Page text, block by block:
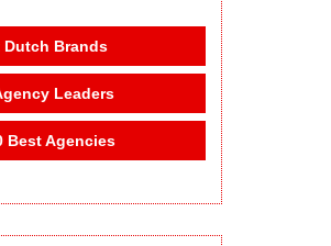
Dutch Brands
Leaders
Best Agencies